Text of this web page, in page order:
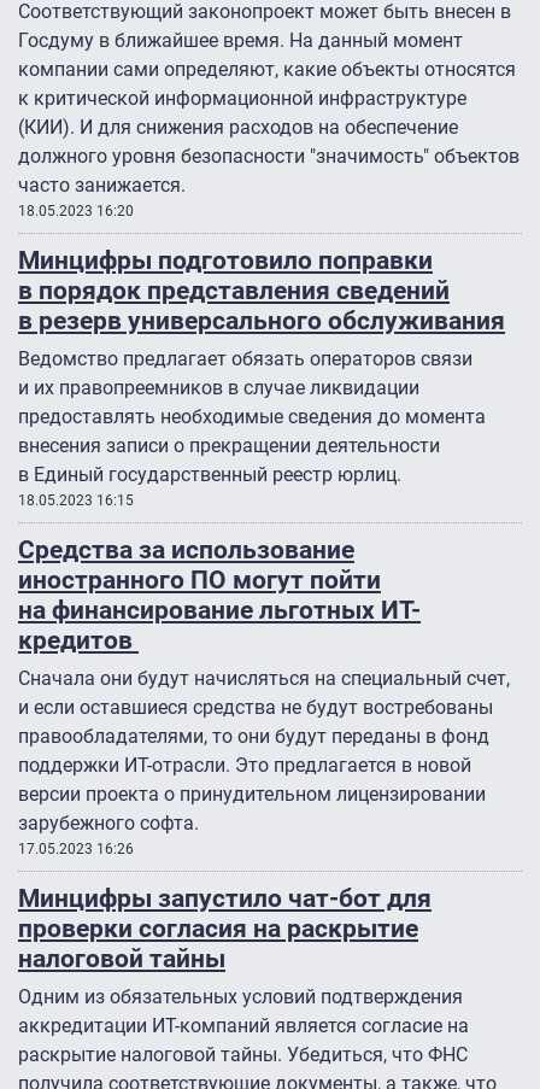
Соответствующий законопроект может быть внесен в
Госдуму в ближайшее время. На данный момент
компании сами определяют, какие объекты относятся
к критической информационной инфраструктуре
(КИИ). И для снижения расходов на обеспечение
должного уровня безопасности "значимость" объектов
часто занижается.
18.05.2023 16:20
Минцифры подготовило поправки
в порядок представления сведений
в резерв универсального обслуживания
Ведомство предлагает обязать операторов связи
и их правопреемников в случае ликвидации
предоставлять необходимые сведения до момента
внесения записи о прекращении деятельности
в Единый государственный реестр юрлиц.
18.05.2023 16:15
Средства за использование
иностранного ПО могут пойти
на финансирование льготных ИТ-
кредитов
Сначала они будут начисляться на специальный счет,
и если оставшиеся средства не будут востребованы
правообладателями, то они будут переданы в фонд
поддержки ИТ-отрасли. Это предлагается в новой
версии проекта о принудительном лицензировании
зарубежного софта.
17.05.2023 16:26
Минцифры запустило чат-бот для
проверки согласия на раскрытие
налоговой тайны
Одним из обязательных условий подтверждения
аккредитации ИТ-компаний является согласие на
раскрытие налоговой тайны. Убедиться, что ФНС
получила соответствующие документы, а также, что